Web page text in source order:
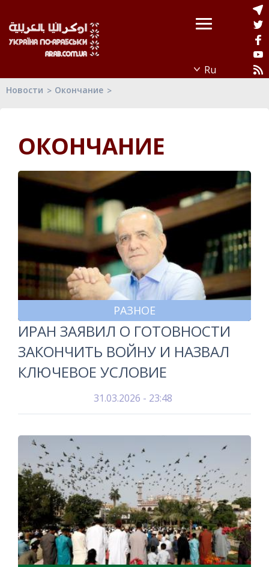
Новости Окончание
ОКОНЧАНИЕ
РАЗНОЕ
ИРАН ЗАЯВИЛ О ГОТОВНОСТИ
ЗАКОНЧИТЬ ВОЙНУ И НАЗВАЛ
КЛЮЧЕВОЕ УСЛОВИЕ
31.03.2026 - 23:48